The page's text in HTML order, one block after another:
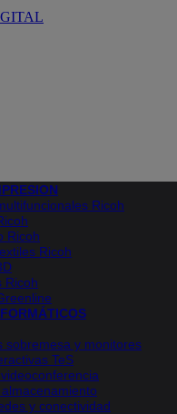
Ricoh
Ricoh
Ricoh
Ricoh
sobremesa y monitores
TeS
y conectividad